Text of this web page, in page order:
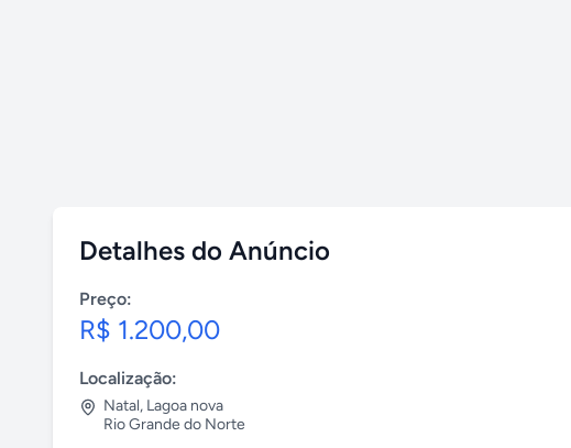
Detalhes do Anúncio
Preço:
R$ 1.200,00
Localização:
Natal, Lagoa nova
Rio Grande do Norte